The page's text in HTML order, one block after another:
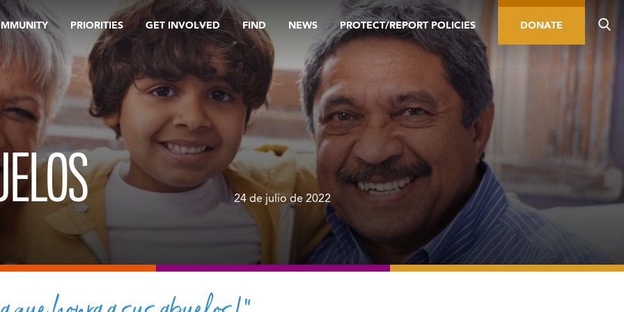
PRIORITIES GET INVOLVED FIND NEWS PROTECT/REPORT POLICIES DONATE
24 de julio de 2022